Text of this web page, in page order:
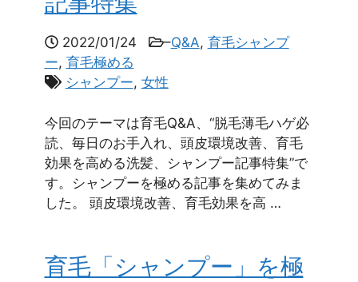
2022/01/24 –Q&A, 育毛シャンプ
ー, 育毛極める
シャンプー, 女性
今回のテーマは育毛Q&A、“脱毛薄毛ハゲ必
読、毎日のお手入れ、頭皮環境改善、育毛
効果を高める洗髪、シャンプー記事特集”で
す。シャンプーを極める記事を集めてみま
した。 頭皮環境改善、育毛効果を高 …
育毛「シャンプー」を極